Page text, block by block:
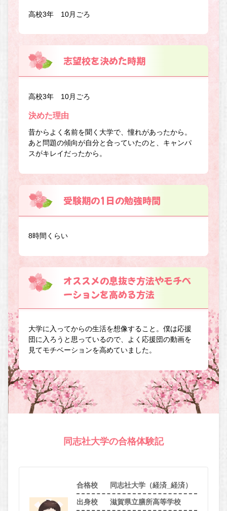
高校3年 10月ごろ
志望校を決めた時期
高校3年 10月ごろ
決めた理由
昔からよく名前を聞く大学で、憧れがあったから。
あと問題の傾向が自分と合っていたのと、キャンパ
スがキレイだったから。
受験期の1日の勉強時間
8時間くらい
オススメの息抜き方法やモチベ
ーションを高める方法
大学に入ってからの生活を想像すること。僕は応援
団に入ろうと思っているので、よく応援団の動画を
見てモチベーションを高めていました。
同志社大学の合格体験記
合格校 同志社大学（経済_経済）
出身校 滋賀県立膳所高等学校